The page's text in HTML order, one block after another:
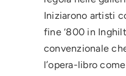
Iniziarono artisti
fine ‘800 in
convenzionale
l’opera-libro